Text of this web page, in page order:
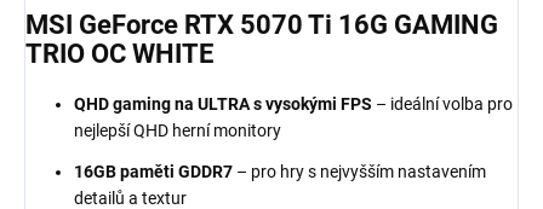
MSI GeForce RTX 5070 Ti 16G GAMING
TRIO OC WHITE
QHD gaming na ULTRA s vysokými FPS – ideální volba pro
nejlepší QHD herní monitory
16GB paměti GDDR7 – pro hry s nejvyšším nastavením
detailů a textur